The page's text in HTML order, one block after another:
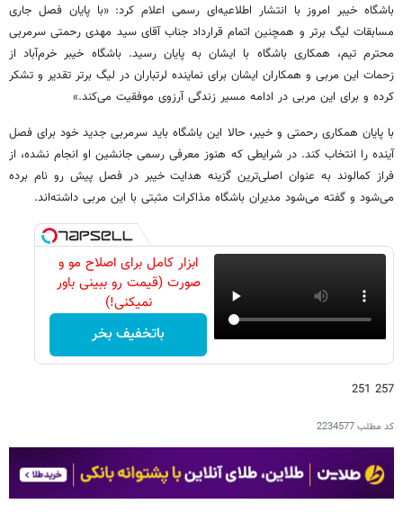
باشگاه خیبر امروز با انتشار اطلاعیه‌ای رسمی اعلام کرد: «با پایان فصل جاری
مسابقات لیگ برتر و همچنین اتمام قرارداد جناب آقای سید مهدی رحمتی سرمربی
محترم تیم، همکاری باشگاه با ایشان به پایان رسید. باشگاه خیبر خرم‌آباد از
زحمات این مربی و همکاران ایشان برای نماینده لرتباران در لیگ برتر تقدیر و تشکر
کرده و برای این مربی در ادامه مسیر زندگی آرزوی موفقیت می‌کند.»
با پایان همکاری رحمتی و خیبر، حالا این باشگاه باید سرمربی جدید خود برای فصل
آینده را انتخاب کند. در شرایطی که هنوز معرفی رسمی جانشین او انجام نشده، از
فراز کمالوند به عنوان اصلی‌ترین گزینه هدایت خیبر در فصل پیش رو نام برده
می‌شود و گفته می‌شود مدیران باشگاه مذاکرات مثبتی با این مربی داشته‌اند.
ابزار کامل برای اصلاح مو و
صورت (قیمت رو ببینی باور
نمیکنی!)
باتخفیف بخر
257 251
کد مطلب2234577